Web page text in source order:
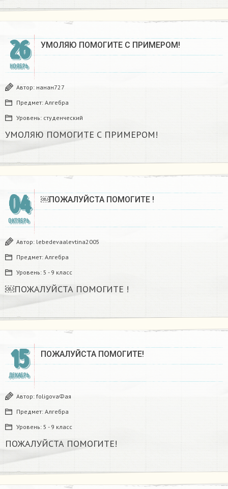
26
НОЯБРЬ
УМОЛЯЮ ПОМОГИТЕ С ПРИМЕРОМ!
Автор: нанан727
Предмет: Алгебра
Уровень: студенческий
УМОЛЯЮ ПОМОГИТЕ С ПРИМЕРОМ!
04
ОКТЯБРЬ
￼ПОЖАЛУЙСТА ПОМОГИТЕ !
Автор: lebedevaalevtina2005
Предмет: Алгебра
Уровень: 5 - 9 класс
￼ПОЖАЛУЙСТА ПОМОГИТЕ !
15
ДЕКАБРЬ
ПОЖАЛУЙСТА ПОМОГИТЕ!
Автор: foligovaФая
Предмет: Алгебра
Уровень: 5 - 9 класс
ПОЖАЛУЙСТА ПОМОГИТЕ!